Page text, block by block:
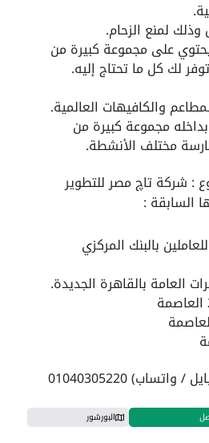
لمنع الزحام.
على مجموعة كبيرة من
لك كل ما تحتاج إليه.
والكافيهات العالمية.
مجموعة كبيرة من
مختلف الأنشطة.
: شركة تاچ مصر للتطوير
السابقة :
بالبنك المركزي
العامة بالقاهرة الجديدة.
01040305220
البورشور